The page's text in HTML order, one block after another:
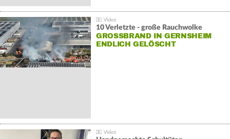
10 Verletzte - große Rauchwolke
GROSSBRAND IN GERNSHEIM E
NDLICH GELÖSCHT